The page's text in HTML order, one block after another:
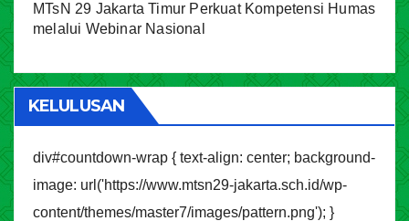
MTsN 29 Jakarta Timur Perkuat Kompetensi Humas
melalui Webinar Nasional
KELULUSAN
div#countdown-wrap { text-align: center; background-
image: url('https://www.mtsn29-jakarta.sch.id/wp-
content/themes/master7/images/pattern.png'); }